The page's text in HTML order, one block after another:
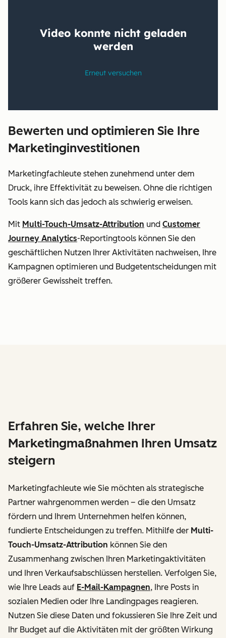
Bewerten und optimieren Sie Ihre
Marketinginvestitionen
Marketingfachleute stehen zunehmend unter dem
Druck, ihre Effektivität zu beweisen. Ohne die richtigen
Tools kann sich das jedoch als schwierig erweisen.
Mit Multi-Touch-Umsatz-Attribution und Customer
Journey Analytics-Reportingtools können Sie den
geschäftlichen Nutzen Ihrer Aktivitäten nachweisen, Ihre
Kampagnen optimieren und Budgetentscheidungen mit
größerer Gewissheit treffen.
Erfahren Sie, welche Ihrer
Marketingmaßnahmen Ihren Umsatz
steigern
Marketingfachleute wie Sie möchten als strategische
Partner wahrgenommen werden – die den Umsatz
fördern und Ihrem Unternehmen helfen können,
fundierte Entscheidungen zu treffen. Mithilfe der Multi-
Touch-Umsatz-Attribution können Sie den
Zusammenhang zwischen Ihren Marketingaktivitäten
und Ihren Verkaufsabschlüssen herstellen. Verfolgen Sie,
wie Ihre Leads auf E-Mail-Kampagnen, Ihre Posts in
sozialen Medien oder Ihre Landingpages reagieren.
Nutzen Sie diese Daten und fokussieren Sie Ihre Zeit und
Ihr Budget auf die Aktivitäten mit der größten Wirkung